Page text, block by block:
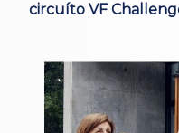
circuíto VF